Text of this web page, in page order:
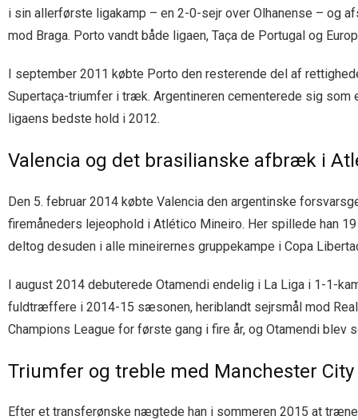
i sin allerførste ligakamp – en 2-0-sejr over Olhanense – og
mod Braga. Porto vandt både ligaen, Taça de Portugal og
I september 2011 købte Porto den resterende del af
Supertaça-triumfer i træk. Argentineren cementerede sig
ligaens bedste hold i 2012.
Valencia og det brasilianske afbræk i
Den 5. februar 2014 købte Valencia den argentinske
firemåneders lejeophold i Atlético Mineiro. Her spillede han
deltog desuden i alle mineirernes gruppekampe i Copa
I august 2014 debuterede Otamendi endelig i La Liga i 1-1-
fuldtræffere i 2014-15 sæsonen, heriblandt sejrsmål mod
Champions League for første gang i fire år, og Otamendi
Triumfer og treble med Manchester City
Efter et transferønske nægtede han i sommeren 2015 at